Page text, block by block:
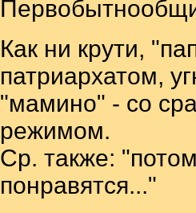
Как ни крути,
патриархатом,
"мамино" - со
режимом.
Ср. также:
понравятся..."